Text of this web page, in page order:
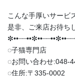
こんな手厚いサービ
是非、ご来店お待ち
◌子猫専門店
◌お問い合わせ:048-
◌住所:〒335-0002